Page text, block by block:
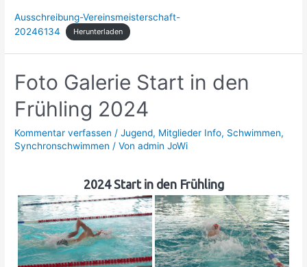
Ausschreibung-Vereinsmeisterschaft-
20246134
Herunterladen
Foto Galerie Start in den
Frühling 2024
Kommentar verfassen /Jugend, Mitglieder Info, Schwimmen,
Synchronschwimmen / Vonadmin JoWi
2024 Start in den Frühling